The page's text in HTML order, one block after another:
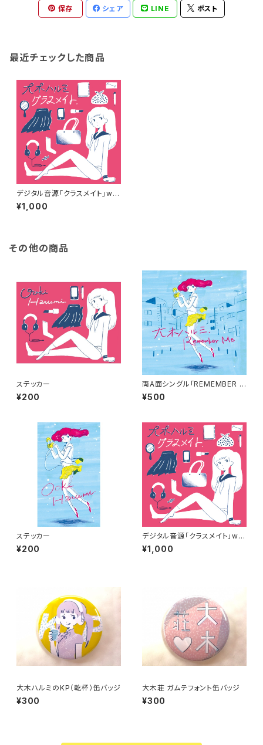
保存 シェア LINE ポスト
最近チェックした商品
デジタル音源「クラスメイト」wa
v iloveyou/透明教室/幻想の
華/Live for joy/Wendy
¥1,000
その他の商品
ステッカー
¥200
両A面シングル「REMEMBER M
E」 Warp/ノットリノットラレ
¥500
ステッカー
¥200
デジタル音源「クラスメイト」wa
v iloveyou/透明教室/幻想の
華/Live for joy/Wendy
¥1,000
大木ハルミのKP（乾杯）缶バッジ
¥300
大木荘 ガムテフォント缶バッジ
¥300